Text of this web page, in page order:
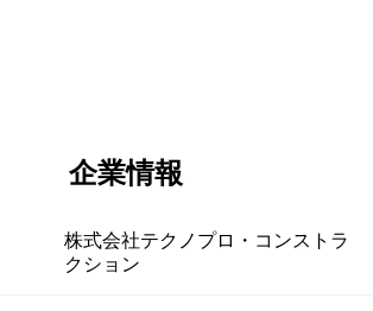
企業情報
株式会社テクノプロ・コンストラ
クション